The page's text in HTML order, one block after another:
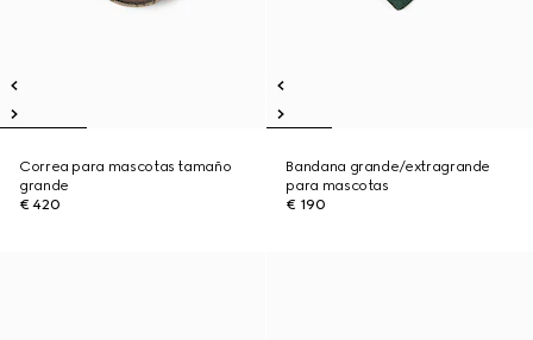
Correa para mascotas tamaño
grande
€ 420
Bandana grande/extragrande
para mascotas
€ 190